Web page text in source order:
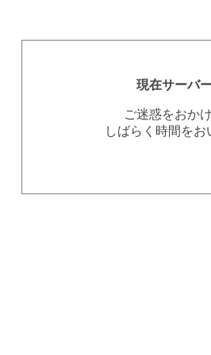
現在サーバ
ご迷惑をおか
しばらく時間を